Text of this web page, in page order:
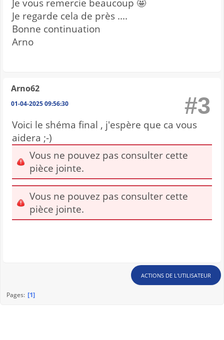
Je vous remercie beaucoup 🤩
Je regarde cela de près ....
Bonne continuation
Arno
Arno62
01-04-2025 09:56:30 #3
Voici le shéma final , j'espère que ca vous
aidera ;-)
Vous ne pouvez pas consulter cette
pièce jointe.
Vous ne pouvez pas consulter cette
pièce jointe.
ACTIONS DE L'UTILISATEUR
Pages 1